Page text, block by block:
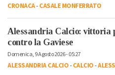
CRONACA-CASALE MONFERRATO
Alessandria Calcio: vittoria
contro la Gaviese
Domenica, 9 Agosto 2026 - 05:27
ALESSANDRIA CALCIO-CALCIO-